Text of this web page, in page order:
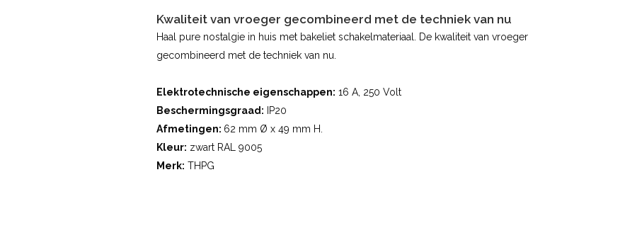
Kwaliteit van vroeger gecombineerd met de techniek van nu
Haal pure nostalgie in huis met bakeliet schakelmateriaal. De kwaliteit van vroeger
gecombineerd met de techniek van nu.
Elektrotechnische eigenschappen: 16 A, 250 Volt
Beschermingsgraad: IP20
Afmetingen: 62 mm Ø x 49 mm H.
Kleur: zwart RAL 9005
Merk: THPG